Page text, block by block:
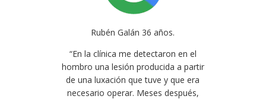
Rubén Galán 36 años.
“En la clínica me detectaron en el
hombro una lesión producida a partir
de una luxación que tuve y que era
necesario operar. Meses después,